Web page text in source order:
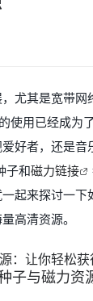
尤其是宽带网
使用已经成为
好者，还是音
子和磁力链接
起来探讨一下
高清资源。
子与磁力资